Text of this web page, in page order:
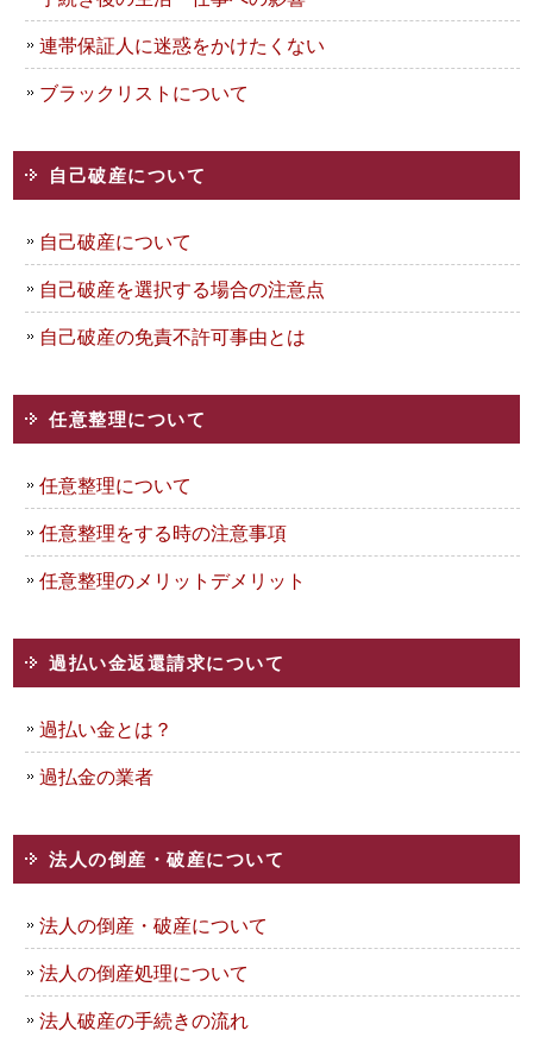
連帯保証人に迷惑をかけたくない
ブラックリストについて
自己破産について
自己破産について
自己破産を選択する場合の注意点
自己破産の免責不許可事由とは
任意整理について
任意整理について
任意整理をする時の注意事項
任意整理のメリットデメリット
過払い金返還請求について
過払い金とは？
過払金の業者
法人の倒産・破産について
法人の倒産・破産について
法人の倒産処理について
法人破産の手続きの流れ